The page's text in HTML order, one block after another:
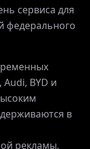
сервиса для
федерального
BYD и
в
рекламы,